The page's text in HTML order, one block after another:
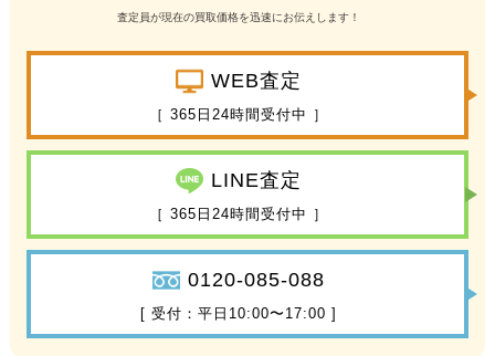
査定員が現在の買取価格を迅速にお伝えします！
WEB査定
［ 365日24時間受付中 ］
LINE査定
［ 365日24時間受付中 ］
0120-085-088
[ 受付：平日10:00〜17:00 ]